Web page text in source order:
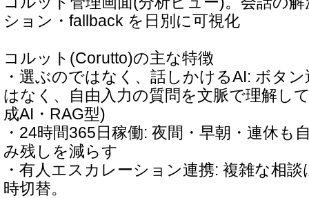
ション・fallback を日別に可視化
コルット(Corutto)の主な特徴
・選ぶのではなく、話しかけるAI: ボタ
はなく、自由入力の質問を文脈で理解し
成AI・RAG型)
・24時間365日稼働: 夜間・早朝・連休も
み残しを減らす
・有人エスカレーション連携: 複雑な相
時切替。